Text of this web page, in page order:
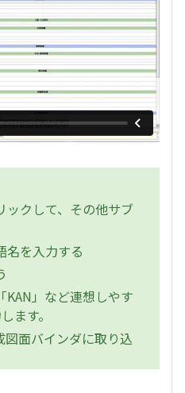
クして、その他サブ
を入力する
」など連想しやす
ます。
面バインダに取り込